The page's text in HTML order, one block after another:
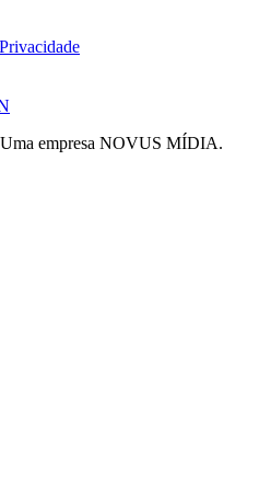
empresa NOVUS MÍDIA.